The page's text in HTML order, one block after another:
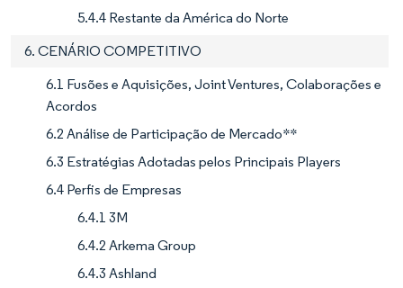
5.4.4 Restante da América do Norte
6. CENÁRIO COMPETITIVO
6.1 Fusões e Aquisições, Joint Ventures, Colaborações e
Acordos
6.2 Análise de Participação de Mercado**
6.3 Estratégias Adotadas pelos Principais Players
6.4 Perfis de Empresas
6.4.1 3M
6.4.2 Arkema Group
6.4.3 Ashland